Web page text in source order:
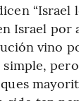
“Israel
Israel por
vino
simple,